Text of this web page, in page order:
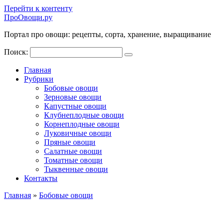
Перейти к контенту
ПроОвощи.ру
Портал про овощи: рецепты, сорта, хранение, выращивание
Поиск:
Главная
Рубрики
Бобовые овощи
Зерновые овощи
Капустные овощи
Клубнеплодные овощи
Корнеплодные овощи
Луковичные овощи
Пряные овощи
Салатные овощи
Томатные овощи
Тыквенные овощи
Контакты
Главная » Бобовые овощи